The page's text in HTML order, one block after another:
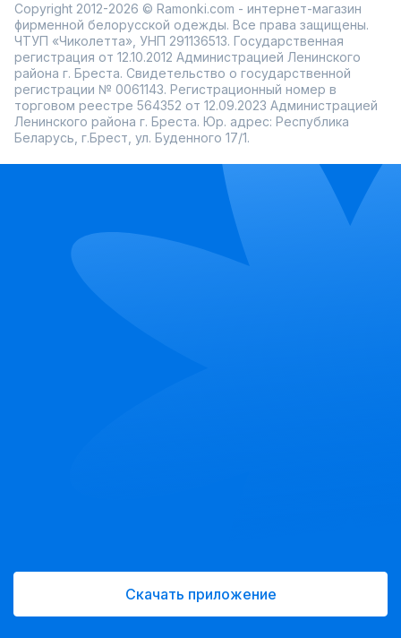
Copyright 2012-2026 © Ramonki.com - интернет-магазин
фирменной белорусской одежды. Все права защищены.
ЧТУП «Чиколетта», УНП 291136513. Государственная
регистрация от 12.10.2012 Администрацией Ленинского
района г. Бреста. Свидетельство о государственной
регистрации № 0061143. Регистрационный номер в
торговом реестре 564352 от 12.09.2023 Администрацией
Ленинского района г. Бреста. Юр. адрес: Республика
Беларусь, г.Брест, ул. Буденного 17/1.
Скачать приложение